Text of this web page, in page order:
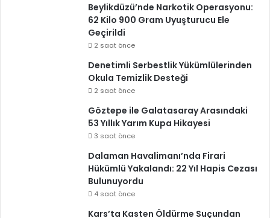
Beylikdüzü’nde Narkotik Operasyonu:
62 Kilo 900 Gram Uyuşturucu Ele
Geçirildi
2 saat önce
Denetimli Serbestlik Yükümlülerinden
Okula Temizlik Desteği
2 saat önce
Göztepe ile Galatasaray Arasındaki
53 Yıllık Yarım Kupa Hikayesi
3 saat önce
Dalaman Havalimanı’nda Firari
Hükümlü Yakalandı: 22 Yıl Hapis Cezası
Bulunuyordu
4 saat önce
Kars’ta Kasten Öldürme Suçundan